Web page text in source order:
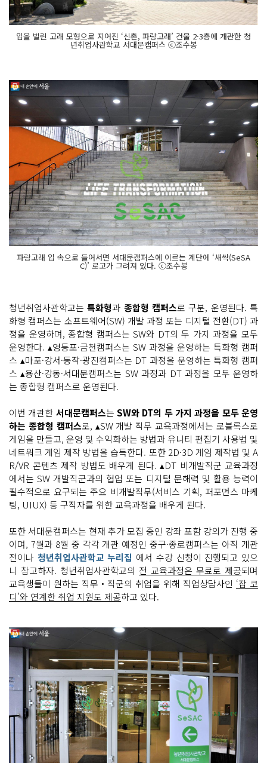
입을 벌린 고래 모형으로 지어진 ‘신촌, 파랑고래’ 건물 2·3층에 개관한 청
년취업사관학교 서대문캠퍼스 ⓒ조수봉
파랑고래 입 속으로 들어서면 서대문캠퍼스에 이르는 계단에 ‘새싹(SeSA
C)’ 로고가 그려져 있다. ⓒ조수봉
청년취업사관학교는특화형과 종합형 캠퍼스로 구분, 운영된다. 특
화형 캠퍼스는 소프트웨어(SW) 개발 과정 또는 디지털 전환(DT) 과
정을 운영하며, 종합형 캠퍼스는 SW와 DT의 두 가지 과정을 모두
운영한다. ▴영등포·금천캠퍼스는 SW 과정을 운영하는 특화형 캠퍼
스 ▴마포·강서·동작·광진캠퍼스는 DT 과정을 운영하는 특화형 캠퍼
스 ▴용산·강동·서대문캠퍼스는 SW 과정과 DT 과정을 모두 운영하
는 종합형 캠퍼스로 운영된다.
이번 개관한 서대문캠퍼스는SW와 DT의 두 가지 과정을 모두 운영
하는 종합형 캠퍼스로, ▴SW 개발 직무 교육과정에서는 로블록스로
게임을 만들고, 운영 및 수익화하는 방법과 유니티 편집기 사용법 및
네트워크 게임 제작 방법을 습득한다. 또한 2D·3D 게임 제작법 및 A
R/VR 콘텐츠 제작 방법도 배우게 된다. ▴DT 비개발직군 교육과정
에서는 SW 개발직군과의 협업 또는 디지털 문해력 및 활용 능력이
필수적으로 요구되는 주요 비개발직무(서비스 기획, 퍼포먼스 마케
팅, UIUX) 등 구직자를 위한 교육과정을 배우게 된다.
또한 서대문캠퍼스는 현재 추가 모집 중인 강좌 포함 강의가 진행 중
이며, 7월과 8월 중 각각 개관 예정인 중구·종로캠퍼스는 아직 개관
전이나 청년취업사관학교 누리집 에서 수강 신청이 진행되고 있으
니 참고하자. 청년취업사관학교의 전 교육과정은 무료로 제공되며
교육생들이 원하는 직무‧직군의 취업을 위해 직업상담사인 ‘잡 코
디’와 연계한 취업 지원도 제공하고 있다.